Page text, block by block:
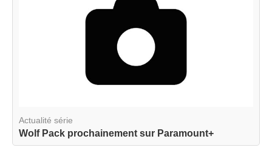
Actualité série
Wolf Pack prochainement sur Paramount+